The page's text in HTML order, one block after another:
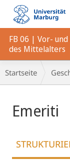
Mobile-
Navigation
FB 06 | Vor-
des Mittelalters
Breadcrumb-
Navigation
Startseite
Emeriti